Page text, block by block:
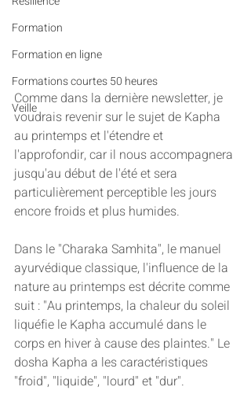
Formation
Formation en ligne
Formations courtes 50 heures
Veille
Comme dans la dernière newsletter, je
voudrais revenir sur le sujet de Kapha
au printemps et l'étendre et
l'approfondir, car il nous accompagnera
jusqu'au début de l'été et sera
particulièrement perceptible les jours
encore froids et plus humides.
Dans le "Charaka Samhita", le manuel
ayurvédique classique, l'influence de la
nature au printemps est décrite comme
suit : "Au printemps, la chaleur du soleil
liquéfie le Kapha accumulé dans le
corps en hiver à cause des plaintes." Le
dosha Kapha a les caractéristiques
"froid", "liquide", "lourd" et "dur".